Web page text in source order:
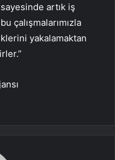
artık iş
çalışmalarımızla
yakalamaktan